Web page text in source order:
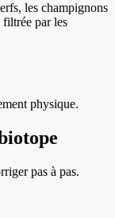
les champignons
par les
physique.
pas à pas.